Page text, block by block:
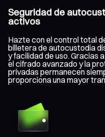
Seguridad de
activos
Hazte con el control total
billetera de autocustodia
y facilidad de uso. Gracias
el cifrado avanzado y la
privadas permanecen
proporciona una mayor